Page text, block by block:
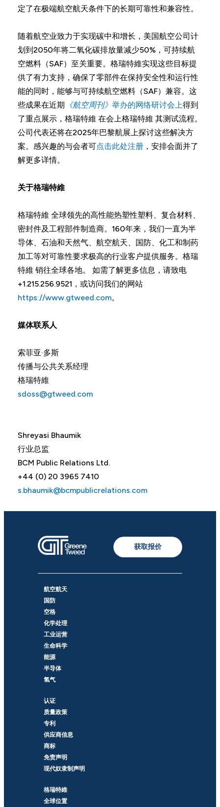
定了在极端航空航天条件下的长期可靠性和兼容性。
随着航空业致力于实现碳中和增长，美国航空公司计
划到2050年将二氧化碳排放量减少50%，可持续航
空燃料（SAF）至关重要。格瑞特維实现这些目标提
供了有力支持，确保了零部件在保持安全性和运行性
能的同时，能够与可持续航空燃料（SAF）兼容。这
些成果在近期 《航空周刊》 举办的网络研讨会上得到
了重点展示，格瑞特維 在会上格瑞特維 其测试流程。
公司代表还将在2025年巴黎航展上探讨这些解决方
案。感兴趣的与会者可点击此处注册 ，安排会面并了
解更多详情。
关于格瑞特維
格瑞特維 全球领先的高性能热塑性塑料、复合材料、
密封件及工程部件制造商。160年来，我们一直为半
导体、石油和天然气、航空航天、国防、化工和制药
加工等对可靠性要求极高的行业客户提供服务。格瑞
特維 销往全球各地。 如需了解更多信息，请致电
+1.215.256.9521，或访问我们的网站
https://www.gtweed.com。
媒体联系人
索菲亚·多斯
传播与公共关系经理
格瑞特維
sdoss@gtweed.com
Shreyasi Bhaumik
行业总监
BCM Public Relations Ltd.
+44 (0) 20 3965 7410
s.bhaumik@bcmpublicrelations.com
获取报价
航空航天
国防
空格
化学处理
工业运营
生命科学
能源
半导体
氢气
认证
质量政策
专利
供应商信息
商标
免责声明
现代奴隶制声明
格瑞特維
全球位置